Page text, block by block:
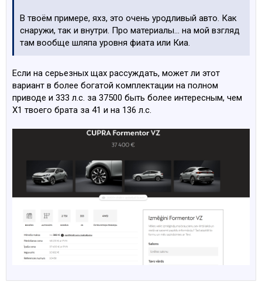
В твоём примере, яхз, это очень уродливый авто. Как
снаружи, так и внутри. Про материалы… на мой взгляд
там вообще шляпа уровня фиата или Киа.
Если на серьезных щах рассуждать, может ли этот
вариант в более богатой комплектации на полном
приводе и 333 л.с. за 37500 быть более интересным, чем
Х1 твоего брата за 41 и на 136 л.с.